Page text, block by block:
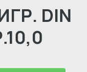
DIN